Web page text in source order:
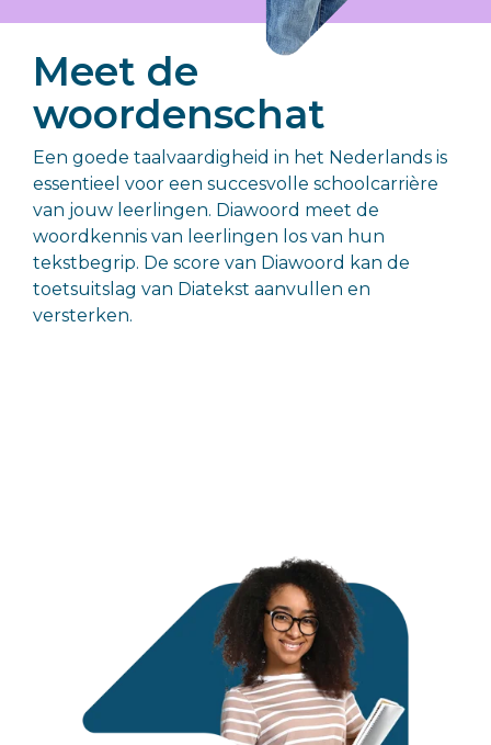
Basisonderwijs >>
gezonde,
Ouders, leerlingen en begeleiders
Meet de
woordenschat
Een goede taalvaardigheid in het Nederlands is
essentieel voor een succesvolle schoolcarrière
van jouw leerlingen. Diawoord meet de
woordkennis van leerlingen los van hun
tekstbegrip. De score van Diawoord kan de
toetsuitslag van Diatekst aanvullen en
versterken.